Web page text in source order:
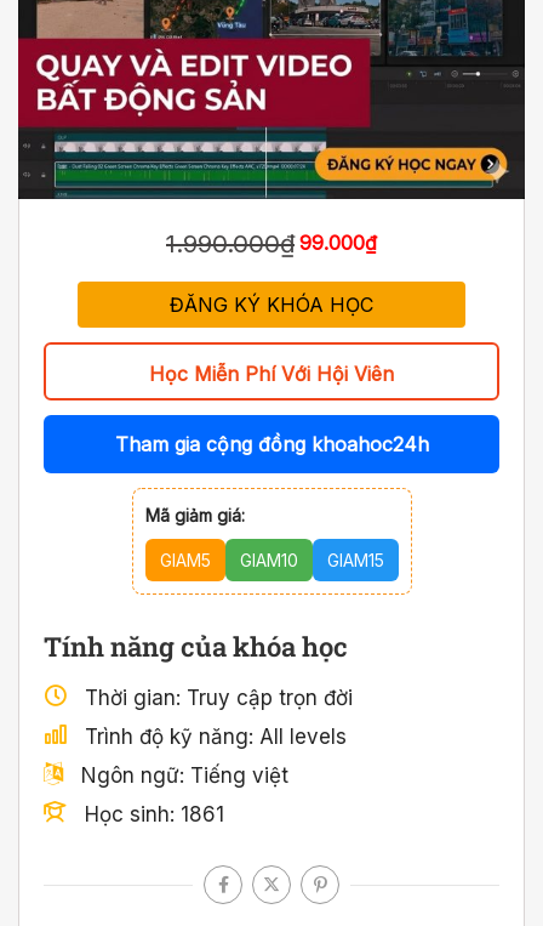
1.990.000₫ 99.000₫
ĐĂNG KÝ KHÓA HỌC
Học Miễn Phí Với Hội Viên
Tham gia cộng đồng khoahoc24h
Mã giảm giá:
GIAM5 GIAM10 GIAM15
Tính năng của khóa học
Thời gian Truy cập trọn đời
Trình độ kỹ năng All levels
Ngôn ngữ Tiếng việt
Học sinh 1861